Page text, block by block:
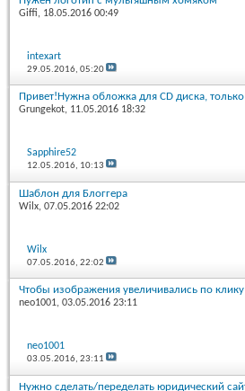
Giffi, 18.05.2016 00:49
intexart
29.05.2016,05:20
Привет!Нужна обложка для CD диска,
Grungekot, 11.05.2016 18:32
Sapphire52
12.05.2016, 10:13
Шаблон для Блоггера
Wilx, 07.05.2016 22:02
Wilx
07.05.2016,22:02
Чтобы изображения увеличивались по
neo1001, 03.05.2016 23:11
neo1001
03.05.2016,23:11
Нужно сделать/переделать юридический